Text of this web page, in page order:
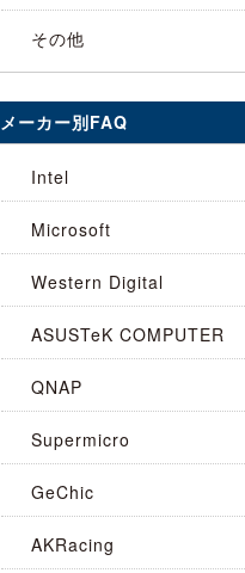
その他
メーカー別FAQ
Intel
Microsoft
Western Digital
ASUSTeK COMPUTER
QNAP
Supermicro
GeChic
AKRacing